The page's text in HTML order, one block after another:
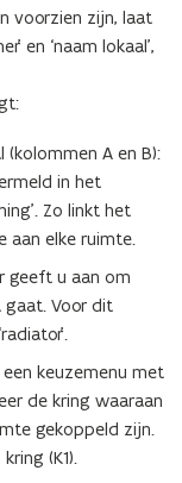
voorzien zijn, laat
en ‘naam lokaal’,
(kolommen A en B):
in het
Zo linkt het
aan elke ruimte.
geeft u aan om
Voor dit
keuzemenu met
de kring waaraan
gekoppeld zijn.
(K1).